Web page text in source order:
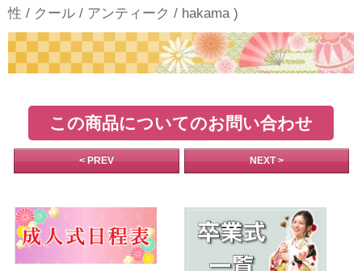
性 / クール / アンティーク / hakama )
この商品についてのお問い合わせ
< PREV NEXT >